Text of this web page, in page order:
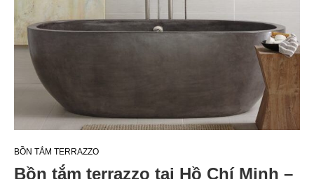
BỒN TẮM TERRAZZO
Bồn tắm terrazzo tại Hồ Chí Minh –